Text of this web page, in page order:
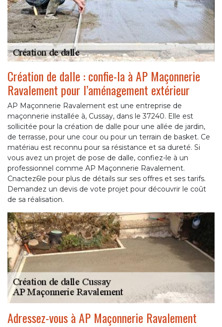
Création de dalle : confie-la à AP Maçonnerie
Ravalement pour l’aménagement extérieur
AP Maçonnerie Ravalement est une entreprise de
maçonnerie installée à, Cussay, dans le 37240. Elle est
sollicitée pour la création de dalle pour une allée de jardin,
de terrasse, pour une cour ou pour un terrain de basket. Ce
matériau est reconnu pour sa résistance et sa dureté. Si
vous avez un projet de pose de dalle, confiez-le à un
professionnel comme AP Maçonnerie Ravalement.
Cnactez6le pour plus de détails sur ses offres et ses tarifs.
Demandez un devis de vote projet pour découvrir le coût
de sa réalisation.
Adressez-vous à AP Maçonnerie Ravalement